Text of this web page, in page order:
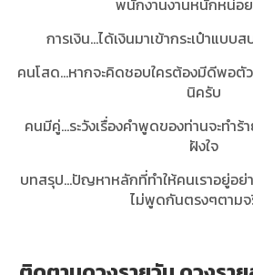
พนักงานงานหนักหน่อ
การเงิน...ได้เงินมาเข้ากระเป๋าแบ
คนโสด...หากจะคิดชอบใครต้องมีดีพอตั
นิครับ
คนมีคู่...ระวังเรื่องคำพูดของท่านจะทำ
ฝังใจ
บทสรุป...ปัญหาหลักที่ทำให้คนเราอยู่อย่
ไม่พูดกันตรงๆตามจ